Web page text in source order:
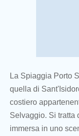
La Spiaggia Porto
quella di
costiero
Selvaggio. Si tratta
immersa in uno